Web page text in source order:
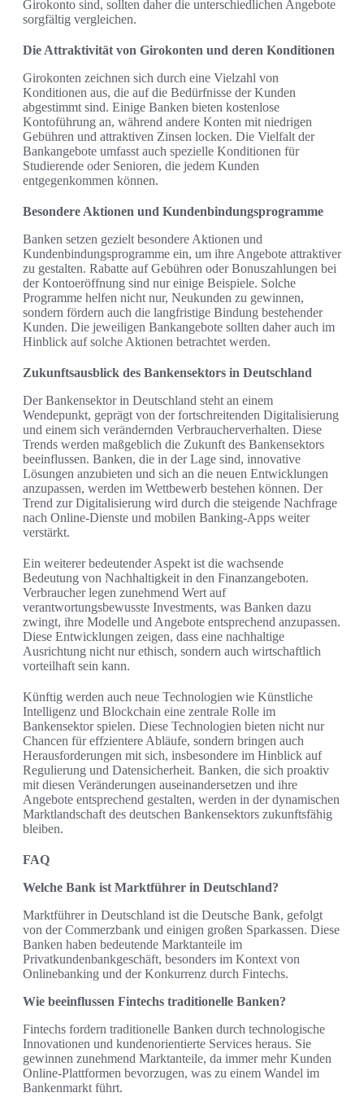
Girokonto sind, sollten daher die unterschiedlichen Angebote
sorgfältig vergleichen.
Die Attraktivität von Girokonten und deren Konditionen
Girokonten zeichnen sich durch eine Vielzahl von
Konditionen aus, die auf die Bedürfnisse der Kunden
abgestimmt sind. Einige Banken bieten kostenlose
Kontoführung an, während andere Konten mit niedrigen
Gebühren und attraktiven Zinsen locken. Die Vielfalt der
Bankangebote umfasst auch spezielle Konditionen für
Studierende oder Senioren, die jedem Kunden
entgegenkommen können.
Besondere Aktionen und Kundenbindungsprogramme
Banken setzen gezielt besondere Aktionen und
Kundenbindungsprogramme ein, um ihre Angebote attraktiver
zu gestalten. Rabatte auf Gebühren oder Bonuszahlungen bei
der Kontoeröffnung sind nur einige Beispiele. Solche
Programme helfen nicht nur, Neukunden zu gewinnen,
sondern fördern auch die langfristige Bindung bestehender
Kunden. Die jeweiligen Bankangebote sollten daher auch im
Hinblick auf solche Aktionen betrachtet werden.
Zukunftsausblick des Bankensektors in Deutschland
Der Bankensektor in Deutschland steht an einem
Wendepunkt, geprägt von der fortschreitenden Digitalisierung
und einem sich verändernden Verbraucherverhalten. Diese
Trends werden maßgeblich die Zukunft des Bankensektors
beeinflussen. Banken, die in der Lage sind, innovative
Lösungen anzubieten und sich an die neuen Entwicklungen
anzupassen, werden im Wettbewerb bestehen können. Der
Trend zur Digitalisierung wird durch die steigende Nachfrage
nach Online-Dienste und mobilen Banking-Apps weiter
verstärkt.
Ein weiterer bedeutender Aspekt ist die wachsende
Bedeutung von Nachhaltigkeit in den Finanzangeboten.
Verbraucher legen zunehmend Wert auf
verantwortungsbewusste Investments, was Banken dazu
zwingt, ihre Modelle und Angebote entsprechend anzupassen.
Diese Entwicklungen zeigen, dass eine nachhaltige
Ausrichtung nicht nur ethisch, sondern auch wirtschaftlich
vorteilhaft sein kann.
Künftig werden auch neue Technologien wie Künstliche
Intelligenz und Blockchain eine zentrale Rolle im
Bankensektor spielen. Diese Technologien bieten nicht nur
Chancen für effzientere Abläufe, sondern bringen auch
Herausforderungen mit sich, insbesondere im Hinblick auf
Regulierung und Datensicherheit. Banken, die sich proaktiv
mit diesen Veränderungen auseinandersetzen und ihre
Angebote entsprechend gestalten, werden in der dynamischen
Marktlandschaft des deutschen Bankensektors zukunftsfähig
bleiben.
FAQ
Welche Bank ist Marktführer in Deutschland?
Marktführer in Deutschland ist die Deutsche Bank, gefolgt
von der Commerzbank und einigen großen Sparkassen. Diese
Banken haben bedeutende Marktanteile im
Privatkundenbankgeschäft, besonders im Kontext von
Onlinebanking und der Konkurrenz durch Fintechs.
Wie beeinflussen Fintechs traditionelle Banken?
Fintechs fordern traditionelle Banken durch technologische
Innovationen und kundenorientierte Services heraus. Sie
gewinnen zunehmend Marktanteile, da immer mehr Kunden
Online-Plattformen bevorzugen, was zu einem Wandel im
Bankenmarkt führt.